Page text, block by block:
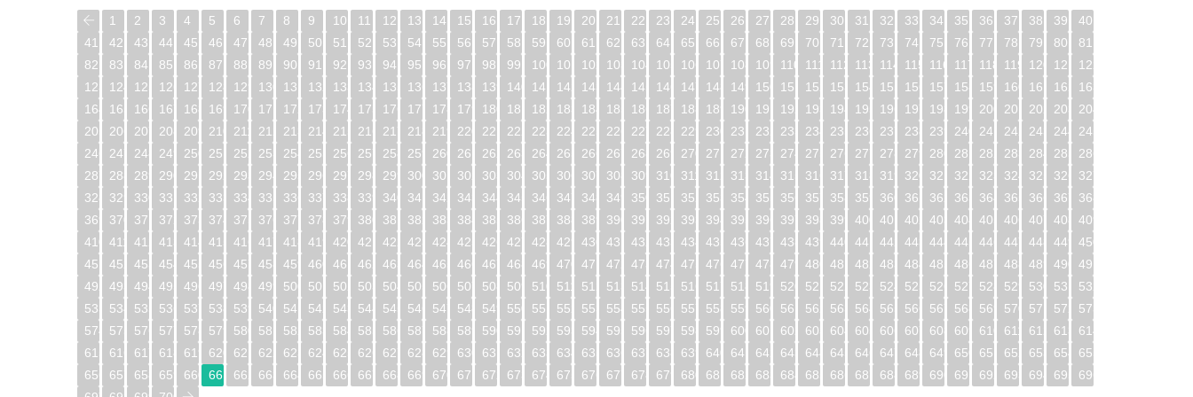
1 2 3 4 5 6 7 8 9 10 11 12 13 14 15 16 17 18 19 20 21 22 23 24 25 26 27 28 29 30 31 32 33 34 35 36 37 38 39
40
41
42 43 44 45 46 47 48 49 50 51 52 53 54 55 56 57 58 59 60 61 62 63 64 65 66 67 68 69 70 71 72 73 74 75 76 77 78 79 80
81
82
83 84 85 86 87 88 89 90 91 92 93 94 95 96 97 98 99 100 101 102 103 104 105 106 107 108 109 110 111 112 113 114 115 116 117 118 119 120 121
122
123
124 125 126 127 128 129 130 131 132 133 134 135 136 137 138 139 140 141 142 143 144 145 146 147 148 149 150 151 152 153 154 155 156 157 158 159 160 161 162
163
164
165 166 167 168 169 170 171 172 173 174 175 176 177 178 179 180 181 182 183 184 185 186 187 188 189 190 191 192 193 194 195 196 197 198 199 200 201 202 203
204
205
206 207 208 209 210 211 212 213 214 215 216 217 218 219 220 221 222 223 224 225 226 227 228 229 230 231 232 233 234 235 236 237 238 239 240 241 242 243 244
245
246
247 248 249 250 251 252 253 254 255 256 257 258 259 260 261 262 263 264 265 266 267 268 269 270 271 272 273 274 275 276 277 278 279 280 281 282 283 284 285
286
287
288 289 290 291 292 293 294 295 296 297 298 299 300 301 302 303 304 305 306 307 308 309 310 311 312 313 314 315 316 317 318 319 320 321 322 323 324 325 326
327
328
329 330 331 332 333 334 335 336 337 338 339 340 341 342 343 344 345 346 347 348 349 350 351 352 353 354 355 356 357 358 359 360 361 362 363 364 365 366 367
368
369
370 371 372 373 374 375 376 377 378 379 380 381 382 383 384 385 386 387 388 389 390 391 392 393 394 395 396 397 398 399 400 401 402 403 404 405 406 407 408
409
410
411 412 413 414 415 416 417 418 419 420 421 422 423 424 425 426 427 428 429 430 431 432 433 434 435 436 437 438 439 440 441 442 443 444 445 446 447 448 449
450
451
452 453 454 455 456 457 458 459 460 461 462 463 464 465 466 467 468 469 470 471 472 473 474 475 476 477 478 479 480 481 482 483 484 485 486 487 488 489 490
491
492
493 494 495 496 497 498 499 500 501 502 503 504 505 506 507 508 509 510 511 512 513 514 515 516 517 518 519 520 521 522 523 524 525 526 527 528 529 530 531
532
533
534 535 536 537 538 539 540 541 542 543 544 545 546 547 548 549 550 551 552 553 554 555 556 557 558 559 560 561 562 563 564 565 566 567 568 569 570 571 572
573
574
575 576 577 578 579 580 581 582 583 584 585 586 587 588 589 590 591 592 593 594 595 596 597 598 599 600 601 602 603 604 605 606 607 608 609 610 611 612 613
614
615
616 617 618 619 620 621 622 623 624 625 626 627 628 629 630 631 632 633 634 635 636 637 638 639 640 641 642 643 644 645 646 647 648 649 650 651 652 653 654
655
656
657 658 659 660 661 662 663 664 665 666 667 668 669 670 671 672 673 674 675 676 677 678 679 680 681 682 683 684 685 686 687 688 689 690 691 692 693 694 695
696